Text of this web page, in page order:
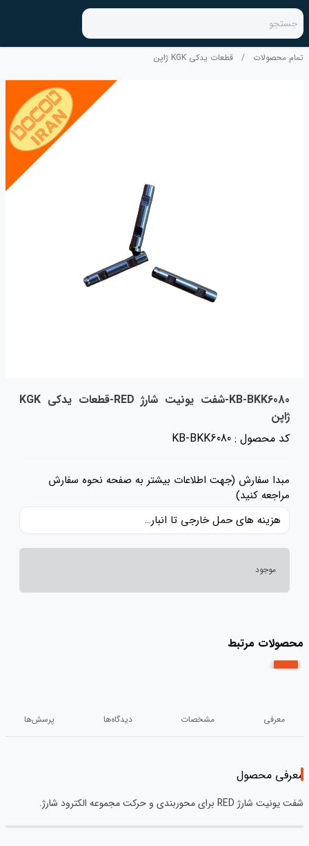
جستجو
تمام محصولات / قطعات یدکی KGK ژاپن
KB-BKK6080-شفت یونیت شارژ RED-قطعات یدکی KGK
ژاپن
کد محصول : KB-BKK6080
مبدا سفارش (جهت اطلاعات بیشتر به صفحه نحوه سفارش
مراجعه کنید)
هزینه های حمل خارجی تا انبار ایران، حقوق گمرکی و عوارض و مالیات و سایر هزینه های کالا به قیمت ریالی کالا اضافه شده است و حمل داخلی رایگان می باشد.
موجود
محصولات مرتبط
معرفی مشخصات دیدگاه‌ها پرسش‌ها
معرفی محصول
شفت یونیت شارژ RED برای محوربندی و حرکت مجموعه الکترود شارژ.